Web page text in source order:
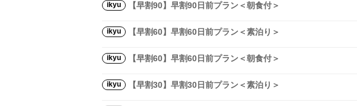
ikyu 【早割90】早割90日前プラン＜朝食付＞
ikyu 【早割60】早割60日前プラン＜素泊り＞
ikyu 【早割60】早割60日前プラン＜朝食付＞
ikyu 【早割30】早割30日前プラン＜素泊り＞